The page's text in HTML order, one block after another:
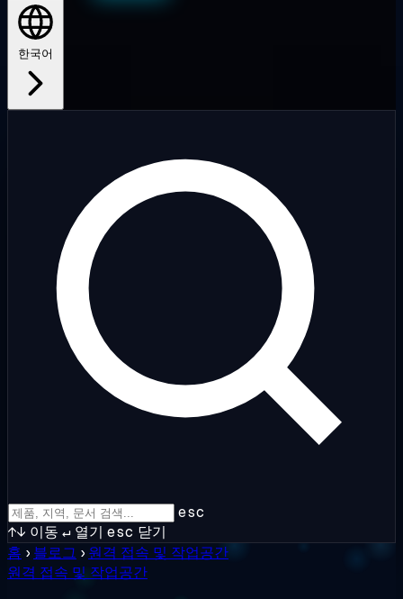
한국어
esc
↑↓ 이동 ↵ 열기 esc 닫기
홈 › 블로그 › 원격 접속 및 작업공간
원격 접속 및 작업공간